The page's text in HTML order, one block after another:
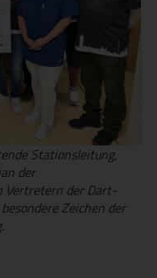
Stationsleitung,
der
Vertretern der Dart-
Zeichen der